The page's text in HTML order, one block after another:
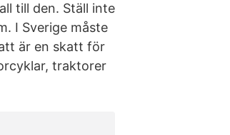
till den. Ställ inte
I Sverige måste
är en skatt för
traktorer